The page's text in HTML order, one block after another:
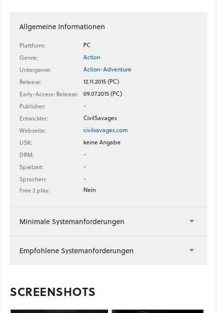
Allgemeine Informationen
Plattform:
PC
Genre:
Action
Untergenre:
Action-Adventure
Release:
12.11.2015 (PC)
Early-Access-Release:
09.07.2015 (PC)
Publisher:
-
Entwickler:
CivilSavages
Webseite:
civilsavages.com
USK:
keine Angabe
DRM:
-
Spielzeit:
-
Sprachen:
-
Free 2 play:
Nein
Minimale Systemanforderungen
Empfohlene Systemanforderungen
SCREENSHOTS